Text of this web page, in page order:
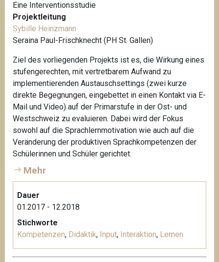
Eine Interventionsstudie
Projektleitung
Sybille Heinzmann
Seraina Paul-Frischknecht (PH St. Gallen)
Ziel des vorliegenden Projekts ist es, die Wirkung eines
stufengerechten, mit vertretbarem Aufwand zu
implementierenden Austauschsettings (zwei kurze
direkte Begegnungen, eingebettet in einen Kontakt via E-
Mail und Video) auf der Primarstufe in der Ost- und
Westschweiz zu evaluieren. Dabei wird der Fokus
sowohl auf die Sprachlernmotivation wie auch auf die
Veränderung der produktiven Sprachkompetenzen der
Schülerinnen und Schüler gerichtet.
Mehr
Dauer
01.2017 - 12.2018
Stichworte
Kompetenzen, Didaktik, Input, Interaktion, Lernen